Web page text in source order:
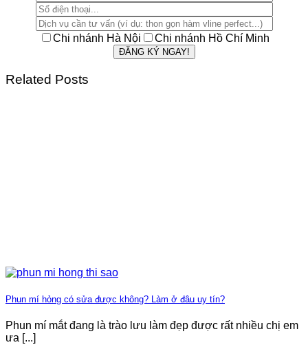
Chi nhánh Hà Nội Chi nhánh Hồ Chí Minh
Related Posts
Phun mí hỏng có sửa được không? Làm ở đâu uy tín?
Phun mí mắt đang là trào lưu làm đẹp được rất nhiều chị em
ưa [...]